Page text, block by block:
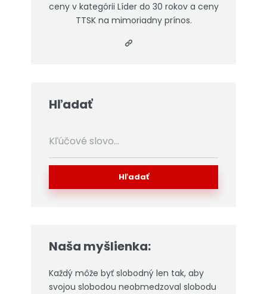
ceny v kategórii Líder do 30 rokov a ceny
TTSK na mimoriadny prínos.
Hľadať
Hľadať
Naša myšlienka:
Každý môže byť slobodný len tak, aby
svojou slobodou neobmedzoval slobodu